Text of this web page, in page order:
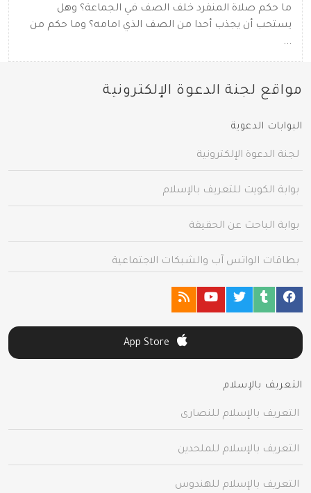
ما حكم صلاة المنفرد خلف الصف في الجماعة؟ وهل
يستحب أن يجذب أحدا من الصف الذي امامه؟ وما حكم من
...
مواقع لجنة الدعوة الإلكترونية
البوابات الدعوية
لجنة الدعوة الإلكترونية
بوابة الكويت للتعريف بالإسلام
بوابة الباحث عن الحقيقة
بطاقات الواتس آب والشبكات الاجتماعية
التعريف بالإسلام
التعريف بالإسلام للنصارى
التعريف بالإسلام للملحدين
التعريف بالإسلام للهندوس